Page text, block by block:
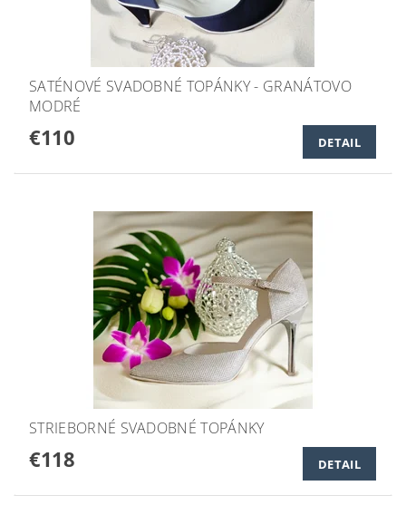
SATÉNOVÉ SVADOBNÉ TOPÁNKY - GRANÁTOVO
MODRÉ
€110 DETAIL
STRIEBORNÉ SVADOBNÉ TOPÁNKY
€118 DETAIL